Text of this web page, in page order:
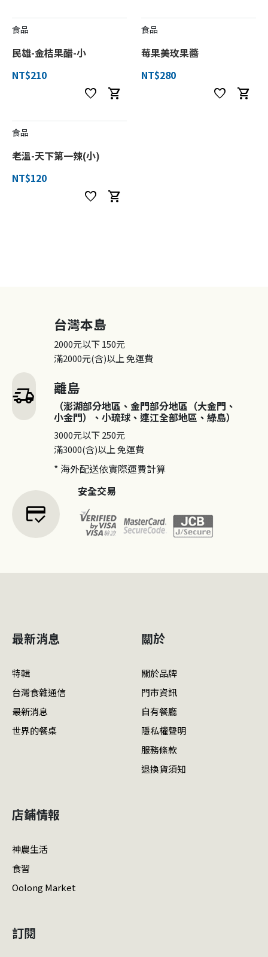
食品
民雄-金桔果醋-小
NT$210
favorite shopping_cart
食品
莓果美玫果醬
NT$280
favorite shopping_cart
食品
老溫-天下第一辣(小)
NT$120
favorite shopping_cart
delivery_truck_speed
台灣本島
2000元以下150元
滿2000元(含)以上免運費
離島
（澎湖部分地區、金門部分地區（大金門、
小金門）、小琉球、連江全部地區、綠島）
3000元以下250元
滿3000(含)以上免運費
* 海外配送依實際運費計算
credit_score
安全交易
最新消息
特輯
台灣食雜通信
最新消息
世界的餐桌
關於
關於品牌
門市資訊
自有餐廳
隱私權聲明
服務條款
退換貨須知
店鋪情報
神農生活
食習
Oolong Market
訂閱